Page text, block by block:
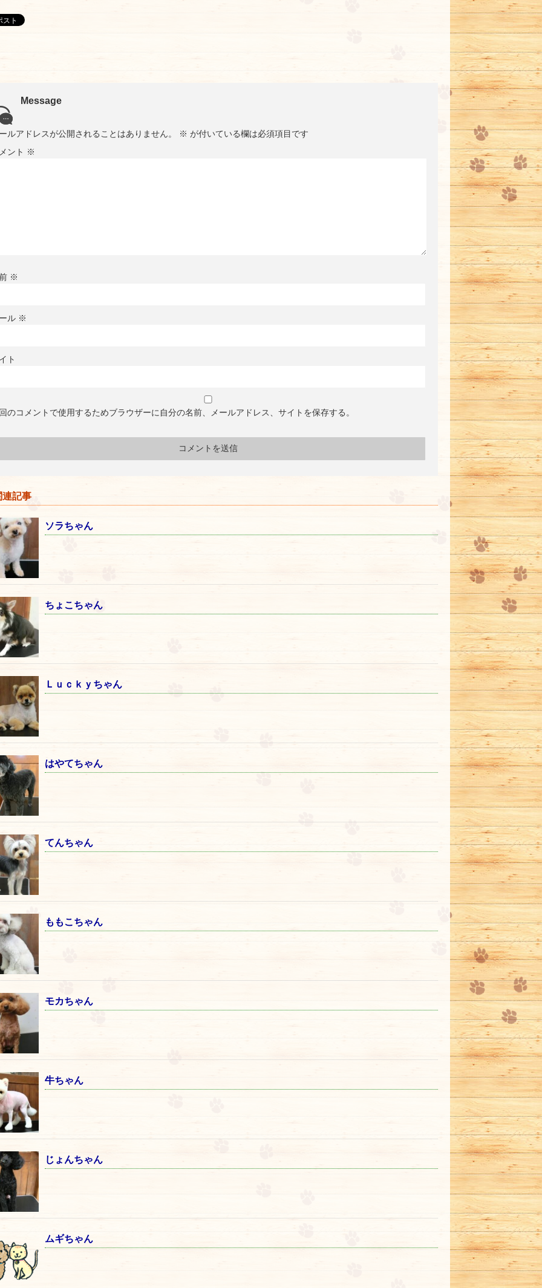
Message
ルアドレスが公開されることはありません。 ※ が付いている欄は必須項目です
ント ※
※
ル ※
ト
のコメントで使用するためブラウザーに自分の名前、メールアドレス、サイトを保存する。
記事
ソラちゃん
ちょこちゃん
Ｌｕｃｋｙちゃん
はやてちゃん
てんちゃん
ももこちゃん
モカちゃん
牛ちゃん
じょんちゃん
ムギちゃん